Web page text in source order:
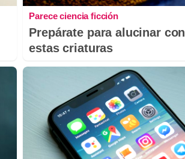
Parece ciencia ficción
Prepárate para alucinar con
estas criaturas